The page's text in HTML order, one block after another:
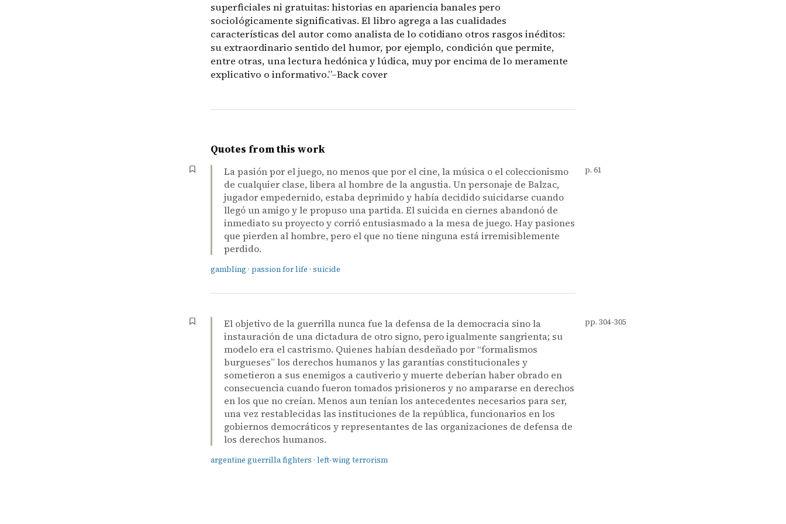
superficiales ni gratuitas: historias en apariencia banales pero
sociológicamente significativas. El libro agrega a las cualidades
características del autor como analista de lo cotidiano otros rasgos inéditos:
su extraordinario sentido del humor, por ejemplo, condición que permite,
entre otras, una lectura hedónica y lúdica, muy por encima de lo meramente
explicativo o informativo.”–Back cover
Quotes from this work
La pasión por el juego, no menos que por el cine, la música o el coleccionismo
de cualquier clase, libera al hombre de la angustia. Un personaje de Balzac,
jugador empedernido, estaba deprimido y había decidido suicidarse cuando
llegó un amigo y le propuso una partida. El suicida en ciernes abandonó de
inmediato su proyecto y corrió entusiasmado a la mesa de juego. Hay pasiones
que pierden al hombre, pero el que no tiene ninguna está irremisiblemente
perdido.
gambling · passion for life · suicide
p. 61
El objetivo de la guerrilla nunca fue la defensa de la democracia sino la
instauración de una dictadura de otro signo, pero igualmente sangrienta; su
modelo era el castrismo. Quienes habían desdeñado por “formalismos
burgueses” los derechos humanos y las garantías constitucionales y
sometieron a sus enemigos a cautiverio y muerte deberían haber obrado en
consecuencia cuando fueron tomados prisioneros y no ampararse en derechos
en los que no creían. Menos aun tenían los antecedentes necesarios para ser,
una vez restablecidas las instituciones de la república, funcionarios en los
gobiernos democráticos y representantes de las organizaciones de defensa de
los derechos humanos.
argentine guerrilla fighters · left-wing terrorism
pp. 304-305